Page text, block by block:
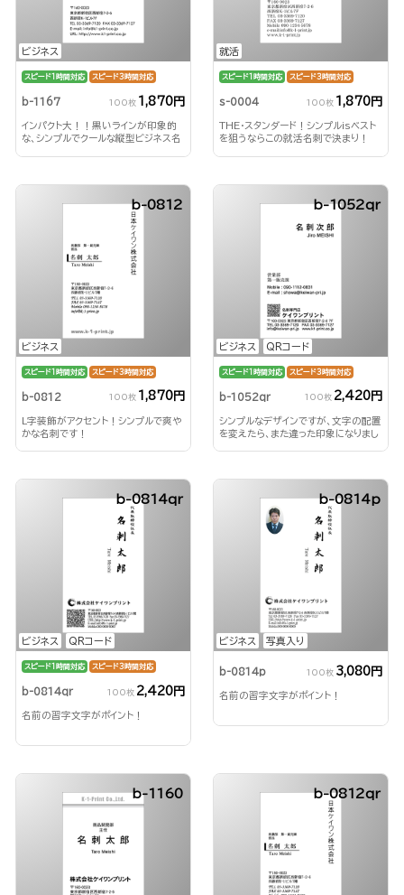
ビジネス
スピード1時間対応 スピード3時間対応
b-1167 100枚 1,870円
インパクト大！！黒いラインが印象的
な、シンプルでクールな縦型ビジネス名
就活
スピード1時間対応 スピード3時間対応
s-0004 100枚 1,870円
THE・スタンダード！シンプルisベスト
を狙うならこの就活名刺で決まり！
ビジネス
b-0812
スピード1時間対応 スピード3時間対応
b-0812 100枚 1,870円
L字装飾がアクセント！シンプルで爽や
かな名刺です！
ビジネス QRコード
b-1052qr
スピード1時間対応 スピード3時間対応
b-1052qr 100枚 2,420円
シンプルなデザインですが、文字の配置
を変えたら、また違った印象になりまし
ビジネス QRコード
b-0814qr
スピード1時間対応 スピード3時間対応
b-0814qr 100枚 2,420円
名前の習字文字がポイント！
ビジネス 写真入り
b-0814p
b-0814p 100枚 3,080円
名前の習字文字がポイント！
b-1160 b-0812qr